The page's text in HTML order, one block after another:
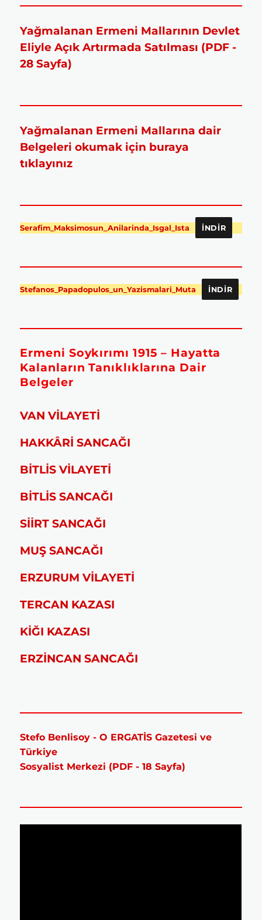
Yağmalanan Ermeni Mallarının Devlet
Eliyle Açık Artırmada Satılması (PDF -
28 Sayfa)
Yağmalanan Ermeni Mallarına dair
Belgeleri okumak için buraya
tıklayınız
Serafim_Maksimosun_Anilarinda_Isgal_Ista İNDIR
Stefanos_Papadopulos_un_Yazismalari_Muta İNDIR
Ermeni Soykırımı 1915 – Hayatta
Kalanların Tanıklıklarına Dair
Belgeler
VAN VİLAYETİ
HAKKÂRİ SANCAĞI
BİTLİS VİLAYETİ
BİTLİS SANCAĞI
SİİRT SANCAĞI
MUŞ SANCAĞI
ERZURUM VİLAYETİ
TERCAN KAZASI
KİĞI KAZASI
ERZİNCAN SANCAĞI
Stefo Benlisoy - O ERGATİS Gazetesi ve
Türkiye
Sosyalist Merkezi (PDF - 18 Sayfa)